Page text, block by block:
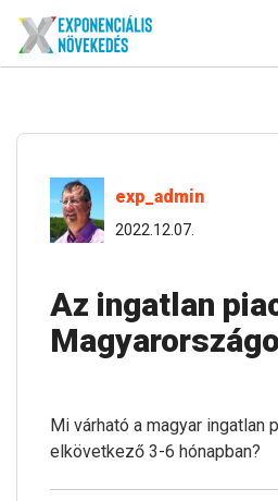
exp_admin
2022.12.07.
Az ingatlan
Mi várható a magyar ingatlan
elkövetkező 3-6 hónapban?